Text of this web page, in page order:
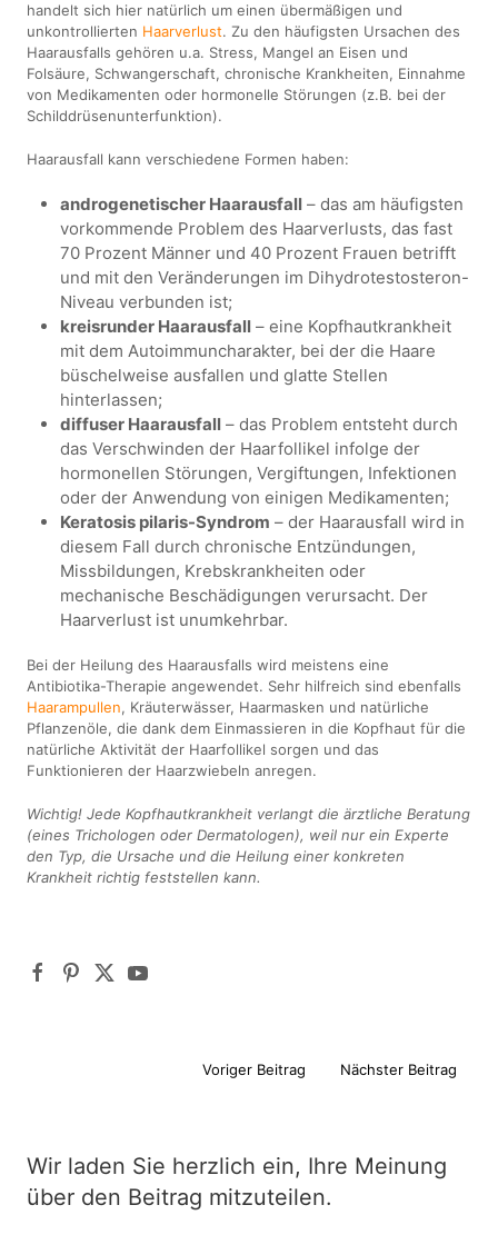
handelt sich hier natürlich um einen übermäßigen und
unkontrollierten Haarverlust. Zu den häufigsten Ursachen des
Haarausfalls gehören u.a. Stress, Mangel an Eisen und
Folsäure, Schwangerschaft, chronische Krankheiten, Einnahme
von Medikamenten oder hormonelle Störungen (z.B. bei der
Schilddrüsenunterfunktion).
Haarausfall kann verschiedene Formen haben:
androgenetischer Haarausfall – das am häufigsten
vorkommende Problem des Haarverlusts, das fast
70 Prozent Männer und 40 Prozent Frauen betrifft
und mit den Veränderungen im Dihydrotestosteron-
Niveau verbunden ist;
kreisrunder Haarausfall – eine Kopfhautkrankheit
mit dem Autoimmuncharakter, bei der die Haare
büschelweise ausfallen und glatte Stellen
hinterlassen;
diffuser Haarausfall – das Problem entsteht durch
das Verschwinden der Haarfollikel infolge der
hormonellen Störungen, Vergiftungen, Infektionen
oder der Anwendung von einigen Medikamenten;
Keratosis pilaris-Syndrom – der Haarausfall wird in
diesem Fall durch chronische Entzündungen,
Missbildungen, Krebskrankheiten oder
mechanische Beschädigungen verursacht. Der
Haarverlust ist unumkehrbar.
Bei der Heilung des Haarausfalls wird meistens eine
Antibiotika-Therapie angewendet. Sehr hilfreich sind ebenfalls
Haarampullen, Kräuterwässer, Haarmasken und natürliche
Pflanzenöle, die dank dem Einmassieren in die Kopfhaut für die
natürliche Aktivität der Haarfollikel sorgen und das
Funktionieren der Haarzwiebeln anregen.
Wichtig! Jede Kopfhautkrankheit verlangt die ärztliche Beratung
(eines Trichologen oder Dermatologen), weil nur ein Experte
den Typ, die Ursache und die Heilung einer konkreten
Krankheit richtig feststellen kann.
Voriger Beitrag Nächster Beitrag
Wir laden Sie herzlich ein, Ihre Meinung
über den Beitrag mitzuteilen.